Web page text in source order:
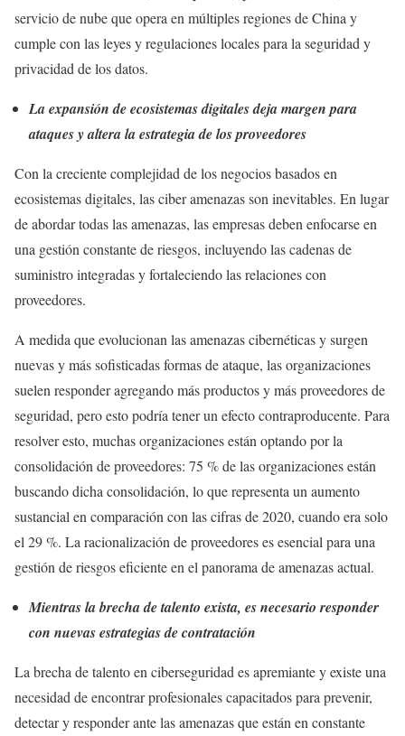
servicio de nube que opera en múltiples regiones de China y
cumple con las leyes y regulaciones locales para la seguridad y
privacidad de los datos.
La expansión de ecosistemas digitales deja margen para
ataques y altera la estrategia de los proveedores
Con la creciente complejidad de los negocios basados en
ecosistemas digitales, las ciber amenazas son inevitables. En lugar
de abordar todas las amenazas, las empresas deben enfocarse en
una gestión constante de riesgos, incluyendo las cadenas de
suministro integradas y fortaleciendo las relaciones con
proveedores.
A medida que evolucionan las amenazas cibernéticas y surgen
nuevas y más sofisticadas formas de ataque, las organizaciones
suelen responder agregando más productos y más proveedores de
seguridad, pero esto podría tener un efecto contraproducente. Para
resolver esto, muchas organizaciones están optando por la
consolidación de proveedores: 75 % de las organizaciones están
buscando dicha consolidación, lo que representa un aumento
sustancial en comparación con las cifras de 2020, cuando era solo
el 29 %. La racionalización de proveedores es esencial para una
gestión de riesgos eficiente en el panorama de amenazas actual.
Mientras la brecha de talento exista, es necesario responder
con nuevas estrategias de contratación
La brecha de talento en ciberseguridad es apremiante y existe una
necesidad de encontrar profesionales capacitados para prevenir,
detectar y responder ante las amenazas que están en constante